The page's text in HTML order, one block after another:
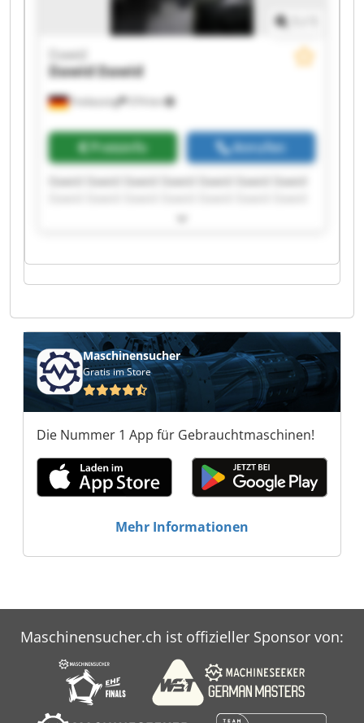
Freilassing 374 km
Dawid
DawidDawid
Preisinfo Anrufen
Dawid Dawid Dawid Dawid Dawid Dawid Dawid
Dawid Dawid Dawid Dawid Dawid Dawid
Maschinensucher
Gratis im Store
Die Nummer 1 App für Gebrauchtmaschinen!
Mehr Informationen
Maschinensucher.ch ist offizieller Sponsor von: